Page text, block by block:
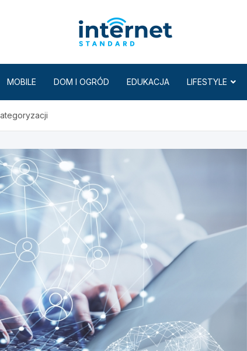
MOBILE DOM I OGRÓD EDUKACJA LIFESTYLE